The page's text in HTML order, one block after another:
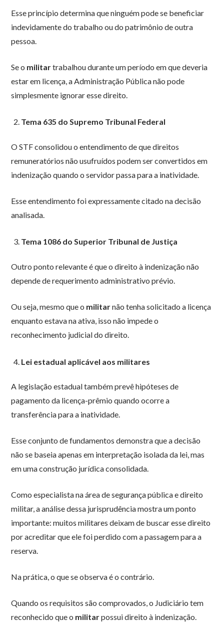
Esse princípio determina que ninguém pode se beneficiar
indevidamente do trabalho ou do patrimônio de outra
pessoa.
Se o militartrabalhou durante um período em que deveria
estar em licença, a Administração Pública não pode
simplesmente ignorar esse direito.
Tema 635 do Supremo Tribunal Federal
O STF consolidou o entendimento de que direitos
remuneratórios não usufruídos podem ser convertidos em
indenização quando o servidor passa para a inatividade.
Esse entendimento foi expressamente citado na decisão
analisada.
Tema 1086 do Superior Tribunal de Justiça
Outro ponto relevante é que o direito à indenização não
depende de requerimento administrativo prévio.
Ou seja, mesmo que o militarnão tenha solicitado a licença
enquanto estava na ativa, isso não impede o
reconhecimento judicial do direito.
Lei estadual aplicável aos militares
A legislação estadual também prevê hipóteses de
pagamento da licença-prêmio quando ocorre a
transferência para a inatividade.
Esse conjunto de fundamentos demonstra que a decisão
não se baseia apenas em interpretação isolada da lei, mas
em uma construção jurídica consolidada.
Como especialista na área de segurança pública e direito
militar, a análise dessa jurisprudência mostra um ponto
importante: muitos militares deixam de buscar esse direito
por acreditar que ele foi perdido com a passagem para a
reserva.
Na prática, o que se observa é o contrário.
Quando os requisitos são comprovados, o Judiciário tem
reconhecido que o militarpossui direito à indenização.